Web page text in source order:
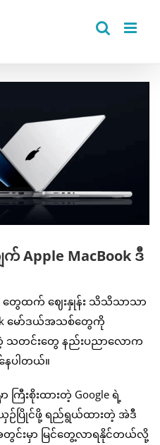
Apple MacBook ဒီ
တွေထက် ဈေးနှုန်း သိသိသာသာ
မော်ဒယ်အသစ်တွေကို
တင်းတွေ နည်းပညာလောက
ေပါတယ်။
ြီးစိုးထားတဲ့ Google ရဲ့
ဉ်ပြိုင်ဖို့ ရည်ရွယ်ထားတဲ့ အဲဒီ
တွင်းမှာ မြင်တွေ့လာရနိုင်တယ်လို့